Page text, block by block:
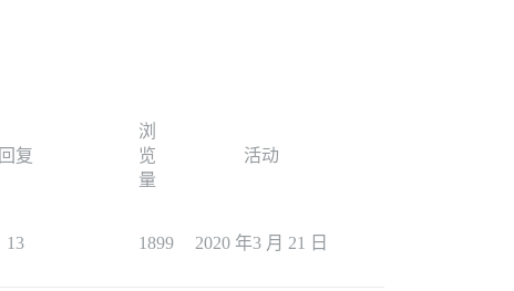
回复
浏
览
量
活动
13 1899 2020 年3 月 21 日